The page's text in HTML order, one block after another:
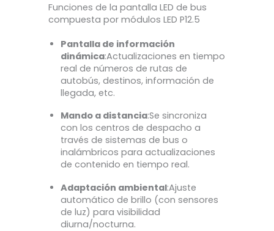
Funciones de la pantalla LED de bus
compuesta por módulos LED P12.5
Pantalla de información
dinámica:Actualizaciones en tiempo
real de números de rutas de
autobús, destinos, información de
llegada, etc.
Mando a distancia:Se sincroniza
con los centros de despacho a
través de sistemas de bus o
inalámbricos para actualizaciones
de contenido en tiempo real.
Adaptación ambiental:Ajuste
automático de brillo (con sensores
de luz) para visibilidad
diurna/nocturna.